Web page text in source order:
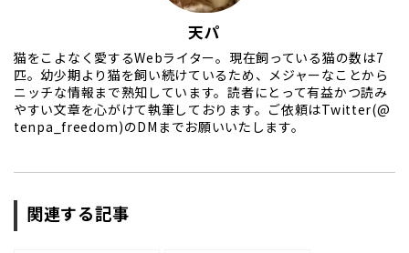
天パ
猫をこよなく愛するWebライター。現在飼っている猫の数は7
匹。幼少期より猫を飼い続けているため、メジャーなことから
ニッチな情報まで熟知しています。読者にとって有益かつ読み
やすい文章を心がけて執筆しております。ご依頼はTwitter(@
tenpa_freedom)のDMまでお願いいたします。
関連する記事